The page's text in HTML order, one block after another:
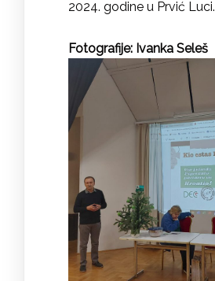
2024. godine u Prvić Luci.
Fotografije: Ivanka Seleš